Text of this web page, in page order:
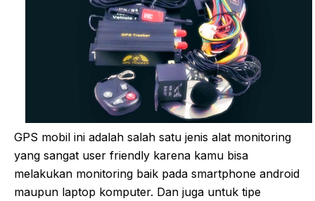
GPS mobil ini adalah salah satu jenis alat monitoring
yang sangat user friendly karena kamu bisa
melakukan monitoring baik pada smartphone android
maupun laptop komputer. Dan juga untuk tipe